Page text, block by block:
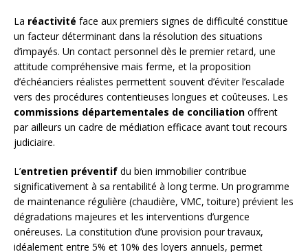
La réactivité face aux premiers signes de difficulté constitue
un facteur déterminant dans la résolution des situations
d’impayés. Un contact personnel dès le premier retard, une
attitude compréhensive mais ferme, et la proposition
d’échéanciers réalistes permettent souvent d’éviter l’escalade
vers des procédures contentieuses longues et coûteuses. Les
commissions départementales de conciliation offrent
par ailleurs un cadre de médiation efficace avant tout recours
judiciaire.
L’entretien préventif du bien immobilier contribue
significativement à sa rentabilité à long terme. Un programme
de maintenance régulière (chaudière, VMC, toiture) prévient les
dégradations majeures et les interventions d’urgence
onéreuses. La constitution d’une provision pour travaux,
idéalement entre 5% et 10% des loyers annuels, permet